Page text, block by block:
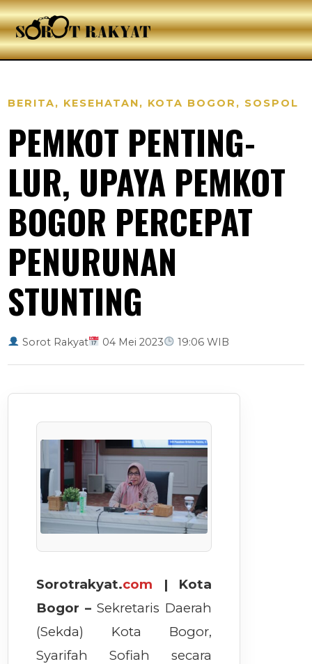
BERITA, KESEHATAN, KOTA BOGOR , SOSPOL
PEMKOT PENTING-
LUR, UPAYA PEMKOT
BOGOR PERCEPAT
PENURUNAN
STUNTING
Sorot Rakyat 04 Mei 2023 19:06 WIB
Sorotrakyat.com | Kota
Bogor –Sekretaris Daerah
(Sekda) Kota Bogor,
Syarifah Sofiah secara